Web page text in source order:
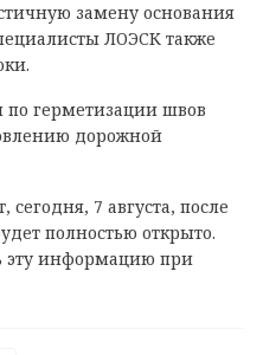
замену основания
ЛОЭСК также
по герметизации швов
дорожной
7 августа, после
полностью открыто.
эту информацию при